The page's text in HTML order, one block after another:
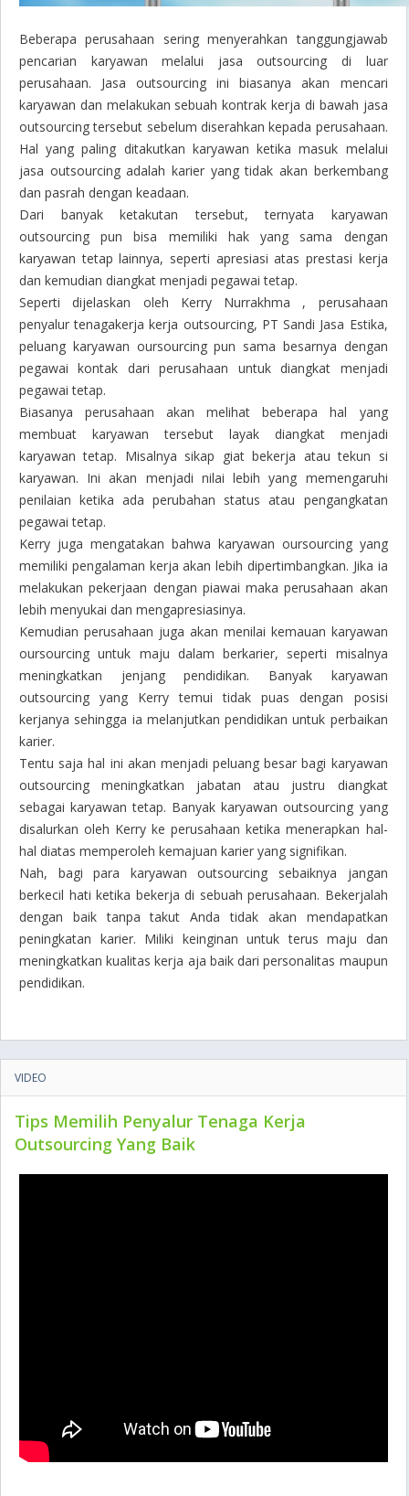
Beberapa perusahaan sering menyerahkan tanggungjawab
pencarian karyawan melalui jasaoutsourcing di luar
perusahaan. Jasaoutsourcing ini biasanya akan mencari
karyawan dan melakukan sebuah kontrak kerja di bawah jasa
outsourcingtersebut sebelum diserahkan kepada perusahaan.
Hal yang paling ditakutkan karyawan ketika masuk melalui
jasa outsourcingadalah karier yang tidak akan berkembang
dan pasrah dengan keadaan.
Dari banyak ketakutan tersebut, ternyata karyawan
outsourcing pun bisa memiliki hak yang sama dengan
karyawan tetap lainnya, seperti apresiasi atas prestasi kerja
dan kemudian diangkat menjadi pegawai tetap.
Seperti dijelaskan oleh Kerry Nurrakhma , perusahaan
penyalur tenagakerja kerja outsourcing, PT Sandi Jasa Estika,
peluang karyawan oursourcingpun sama besarnya dengan
pegawai kontak dari perusahaan untuk diangkat menjadi
pegawai tetap.
Biasanya perusahaan akan melihat beberapa hal yang
membuat karyawan tersebut layak diangkat menjadi
karyawan tetap. Misalnya sikap giat bekerja atau tekun si
karyawan. Ini akan menjadi nilai lebih yang memengaruhi
penilaian ketika ada perubahan status atau pengangkatan
pegawai tetap.
Kerry juga mengatakan bahwa karyawan oursourcingyang
memiliki pengalaman kerja akan lebih dipertimbangkan. Jika ia
melakukan pekerjaan dengan piawai maka perusahaan akan
lebih menyukai dan mengapresiasinya.
Kemudian perusahaan juga akan menilai kemauan karyawan
oursourcing untuk maju dalam berkarier, seperti misalnya
meningkatkan jenjang pendidikan. Banyak karyawan
outsourcing yang Kerry temui tidak puas dengan posisi
kerjanya sehingga ia melanjutkan pendidikan untuk perbaikan
karier.
Tentu saja hal ini akan menjadi peluang besar bagi karyawan
outsourcing meningkatkan jabatan atau justru diangkat
sebagai karyawan tetap. Banyak karyawan outsourcing yang
disalurkan oleh Kerry ke perusahaan ketika menerapkan hal-
hal diatas memperoleh kemajuan karier yang signifikan.
Nah, bagi para karyawan outsourcing sebaiknya jangan
berkecil hati ketika bekerja di sebuah perusahaan. Bekerjalah
dengan baik tanpa takut Anda tidak akan mendapatkan
peningkatan karier. Miliki keinginan untuk terus maju dan
meningkatkan kualitas kerja aja baik dari personalitas maupun
pendidikan.
VIDEO
Tips Memilih Penyalur Tenaga Kerja
Outsourcing Yang Baik